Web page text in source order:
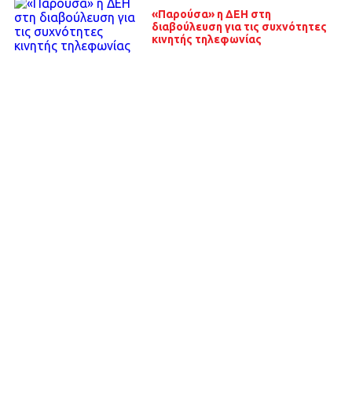
«Παρούσα» η ΔΕΗ στη
διαβούλευση για τις συχνότητες
κινητής τηλεφωνίας